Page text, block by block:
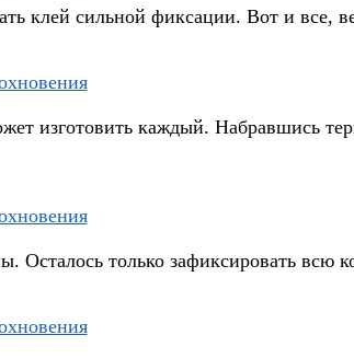
клей сильной фиксации. Вот и все,
изготовить каждый. Набравшись
Осталось только зафиксировать всю